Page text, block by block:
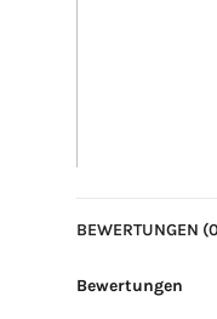
BEWERTUNGEN
Bewertungen